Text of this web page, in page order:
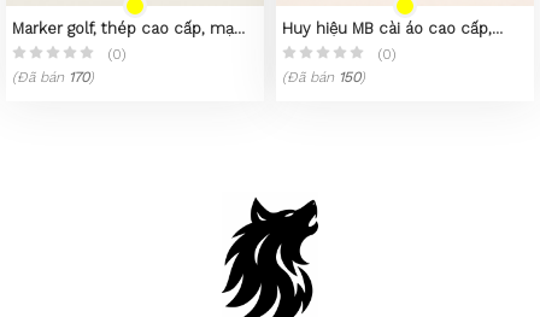
Marker golf, thép cao cấp, mạ
PVD vàng 23K(0)
(Đã bán 170)
Huy hiệu MB cài áo cao cấp,
thép 316L, mạ vàng 23k
(0)
(Đã bán 150)